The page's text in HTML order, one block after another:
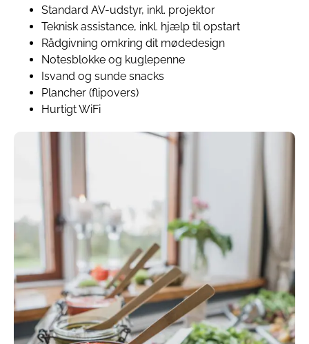
Standard AV-udstyr, inkl. projektor
Teknisk assistance, inkl. hjælp til opstart
Rådgivning omkring dit mødedesign
Notesblokke og kuglepenne
Isvand og sunde snacks
Plancher (flipovers)
Hurtigt WiFi